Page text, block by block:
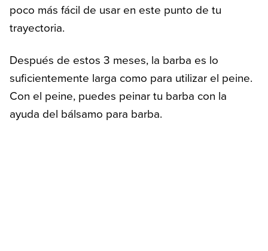
poco más fácil de usar en este punto de tu
trayectoria.
Después de estos 3 meses, la barba es lo
suficientemente larga como para utilizar el peine.
Con el peine, puedes peinar tu barba con la
ayuda del bálsamo para barba.